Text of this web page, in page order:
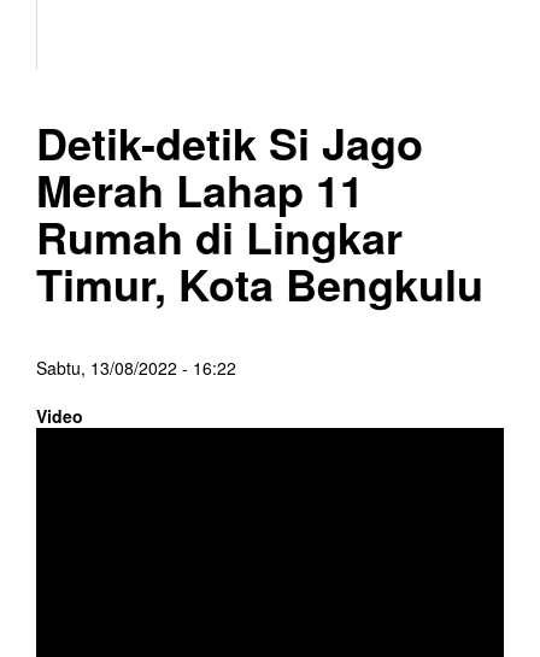
Detik-detik Si Jago
Merah Lahap 11
Rumah di Lingkar
Timur, Kota Bengkulu
Sabtu, 13/08/2022 - 16:22
Video